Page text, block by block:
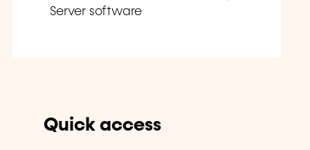
Server software
Quick access